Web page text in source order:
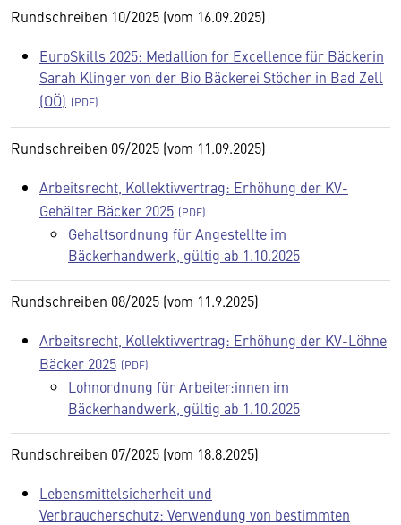
Rundschreiben 10/2025 (vom 16.09.2025)
EuroSkills 2025: Medallion for Excellence für Bäckerin
Sarah Klinger von der Bio Bäckerei Stöcher in Bad Zell
(OÖ)
Rundschreiben 09/2025 (vom 11.09.2025)
Arbeitsrecht, Kollektivvertrag: Erhöhung der KV-
Gehälter Bäcker 2025
Gehaltsordnung für Angestellte im
Bäckerhandwerk, gültig ab 1.10.2025
Rundschreiben 08/2025 (vom 11.9.2025)
Arbeitsrecht, Kollektivvertrag: Erhöhung der KV-Löhne
Bäcker 2025
Lohnordnung für Arbeiter:innen im
Bäckerhandwerk, gültig ab 1.10.2025
Rundschreiben 07/2025 (vom 18.8.2025)
Lebensmittelsicherheit und
Verbraucherschutz: Verwendung von bestimmten